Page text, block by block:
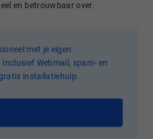
en betrouwbaar over.
met je eigen
Webmail, spam- en
installatiehulp.